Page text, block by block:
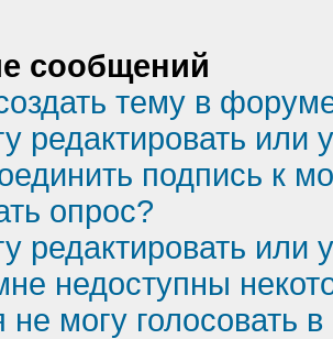
сообщений
тему в
редактировать или
подпись к
опрос?
редактировать или
недоступны
могу голосовать